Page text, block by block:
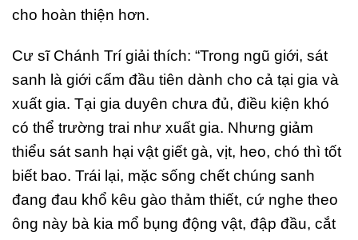
cho hoàn thiện hơn.
Cư sĩ Chánh Trí giải thích: “Trong ngũ giới, sát
sanh là giới cấm đầu tiên dành cho cả tại gia và
xuất gia. Tại gia duyên chưa đủ, điều kiện khó
có thể trường trai như xuất gia. Nhưng giảm
thiểu sát sanh hại vật giết gà, vịt, heo, chó thì tốt
biết bao. Trái lại, mặc sống chết chúng sanh
đang đau khổ kêu gào thảm thiết, cứ nghe theo
ông này bà kia mổ bụng động vật, đập đầu, cắt